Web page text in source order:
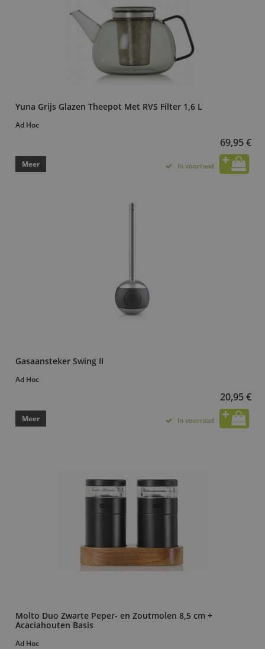
Yuna Grijs Glazen Theepot Met RVS Filter 1,6 L
Ad Hoc
69,95 €
Meer In voorraad
Gasaansteker Swing II
Ad Hoc
20,95 €
Meer In voorraad
Molto Duo Zwarte Peper- en Zoutmolen 8,5 cm +
Acaciahouten Basis
Ad Hoc